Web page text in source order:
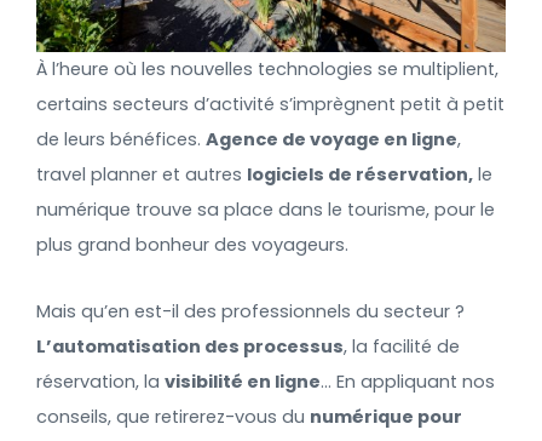
À l’heure où les nouvelles technologies se multiplient,
certains secteurs d’activité s’imprègnent petit à petit
de leurs bénéfices. Agence de voyage en ligne,
travel planner et autres logiciels de réservation, le
numérique trouve sa place dans le tourisme, pour le
plus grand bonheur des voyageurs.
Mais qu’en est-il des professionnels du secteur ?
L’automatisation des processus, la facilité de
réservation, la visibilité en ligne… En appliquant nos
conseils, que retirerez-vous du numérique pour